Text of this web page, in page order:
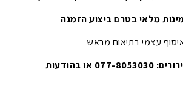
מלאי בטרם ביצוע הזמנה
עצמי בתיאום מראש
מוקד הזמנות ובירורים: 077-8053030 או בהודעות